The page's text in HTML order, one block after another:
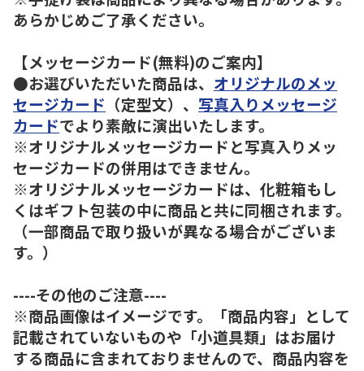
あらかじめご了承ください。
【メッセージカード(無料)のご案内】
●お選びいただいた商品は、 オリジナルのメッ
セージカード （定型文）、 写真入りメッセージ
カードでより素敵に演出いたします。
※オリジナルメッセージカードと写真入りメッ
セージカードの併用はできません。
※オリジナルメッセージカードは、化粧箱もし
くはギフト包装の中に商品と共に同梱されます。
（一部商品で取り扱いが異なる場合がございま
す。）
----その他のご注意----
※商品画像はイメージです。「商品内容」として
記載されていないものや「小道具類」はお届け
する商品に含まれておりませんので、商品内容を